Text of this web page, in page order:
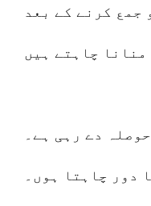
دے رہی ہے۔
دور چاہتا ہوں۔